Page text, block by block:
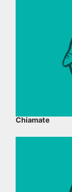
Chiamate